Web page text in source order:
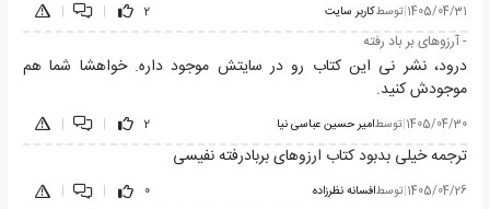
1405/04/31
|توسطکاربر سایت 2
|
|
- آرزوهای بر باد رفته
درود، نشر نی این کتاب رو در سایتش موجود داره. خواهشا شما هم
موجودش کنید.
1405/04/30
|توسطامیر حسین عباسی نیا 2
|
|
ترجمه خیلی بدبود کتاب ارزوهای بربادرفته نفیسی
1405/04/26 توسطافسانه نظرزاده 0